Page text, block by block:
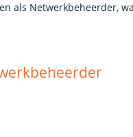
als Netwerkbeheerder,